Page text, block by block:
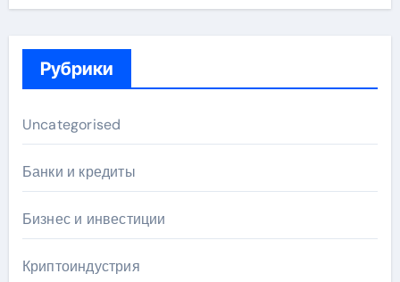
Рубрики
Uncategorised
Банки и кредиты
Бизнес и инвестиции
Криптоиндустрия